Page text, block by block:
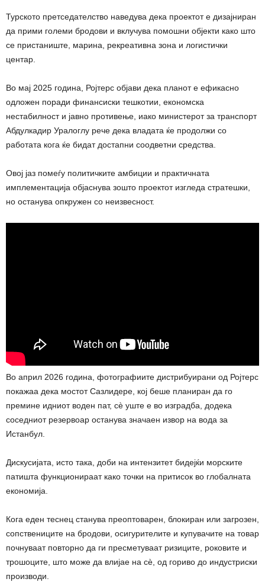
Турското претседателство наведува дека проектот е дизајниран
да прими големи бродови и вклучува помошни објекти како што
се пристаниште, марина, рекреативна зона и логистички
центар.
Во мај 2025 година, Ројтерс објави дека планот е ефикасно
одложен поради финансиски тешкотии, економска
нестабилност и јавно противење, иако министерот за транспорт
Абдулкадир Уралоглу рече дека владата ќе продолжи со
работата кога ќе бидат достапни соодветни средства.
Овој јаз помеѓу политичките амбиции и практичната
имплементација објаснува зошто проектот изгледа стратешки,
но останува опкружен со неизвесност.
Во април 2026 година, фотографиите дистрибуирани од Ројтерс
покажаа дека мостот Сазлидере, кој беше планиран да го
премине идниот воден пат, сè уште е во изградба, додека
соседниот резервоар останува значаен извор на вода за
Истанбул.
Дискусијата, исто така, доби на интензитет бидејќи морските
патишта функционираат како точки на притисок во глобалната
економија.
Кога еден теснец станува преоптоварен, блокиран или загрозен,
сопствениците на бродови, осигурителите и купувачите на товар
почнуваат повторно да ги пресметуваат ризиците, роковите и
трошоците, што може да влијае на сè, од гориво до индустриски
производи.